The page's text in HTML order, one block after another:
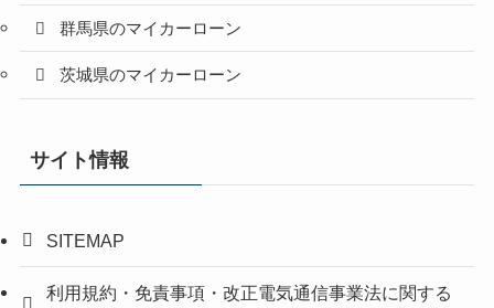
群馬県のマイカーローン
茨城県のマイカーローン
サイト情報
SITEMAP
利用規約・免責事項・改正電気通信事業法に関する